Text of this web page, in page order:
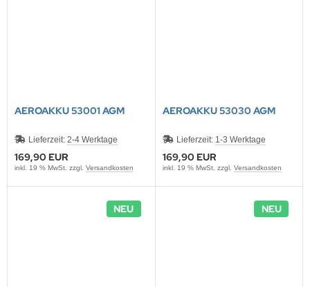
AEROAKKU 53001 AGM
Lieferzeit: 2-4 Werktage
169,90 EUR
inkl. 19 % MwSt. zzgl. Versandkosten
AEROAKKU 53030 AGM
Lieferzeit: 1-3 Werktage
169,90 EUR
inkl. 19 % MwSt. zzgl. Versandkosten
NEU NEU